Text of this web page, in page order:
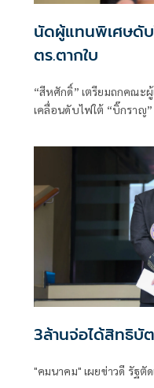
นัดผู้แทนพิเศษดับไฟใต้ วิสา
ตร.ตากใบ
“สีหศักดิ์”​ เตรียมถกคณะ
เคลื่อนดับไฟใต้​ “บิ๊กราญ
3ล้านจ่อได้สิทธิบั
"คมนาคม" เผยข่าวดี รัฐตั